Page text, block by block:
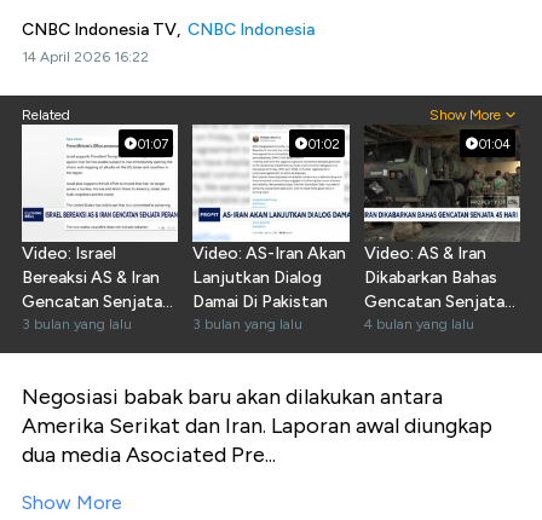
CNBC Indonesia TV, CNBC Indonesia
14 April 2026 16:22
Related Show More
01:07
Video: Israel
Bereaksi AS & Iran
Gencatan Senjata
Perang, Katakan Ini
3 bulan yang lalu
01:02
Video: AS-Iran Akan
Lanjutkan Dialog
Damai Di Pakistan
3 bulan yang lalu
01:04
Video: AS & Iran
Dikabarkan Bahas
Gencatan Senjata
45 Hari
4 bulan yang lalu
Negosiasi babak baru akan dilakukan antara
Amerika Serikat dan Iran. Laporan awal diungkap
dua media Asociated Pre...
Show More